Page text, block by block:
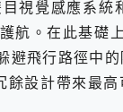
視覺感應系統
航。在此基礎
避飛行路徑中
設計帶來最